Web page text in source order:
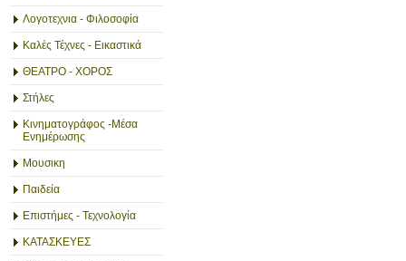
Λογοτεχνια - Φιλοσοφία
Καλές Τέχνες - Εικαστικά
ΘΕΑΤΡΟ - ΧΟΡΟΣ
Στήλες
Κινηματογράφος -Μέσα
Ενημέρωσης
Μουσικη
Παιδεία
Επιστήμες - Τεχνολογία
ΚΑΤΑΣΚΕΥΕΣ